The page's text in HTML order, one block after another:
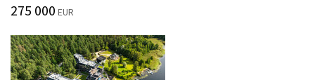
275 000 EUR